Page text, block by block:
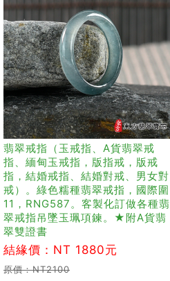
翡翠戒指（玉戒指、A貨翡翠戒
指、緬甸玉戒指，版指戒，版戒
指，結婚戒指、結婚對戒、男女對
戒）。綠色糯種翡翠戒指，國際圍
11，RNG587。客製化訂做各種翡
翠戒指吊墜玉珮項鍊。★附A貨翡
翠雙證書
結緣價：NT 1880元
原價：NT2100